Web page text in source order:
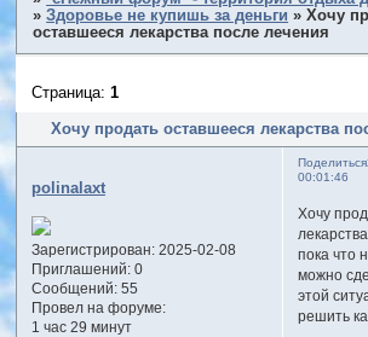
»Здоровье не купишь за деньги »Хочу
оставшееся лекарства после лечения
Хочу продать оставшееся лекарства
Страница:1
Поделиться
00:01:46
polinalaxt
Зарегистрирован: 2025-02-08
Приглашений:0
Сообщений:55
Провел на форуме:
1 час 29 минут
Хочу
пока что
можно
этой
решить